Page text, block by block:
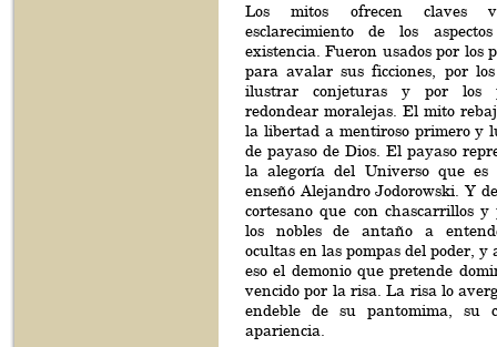
Los mitos ofrecen claves
esclarecimiento de los
existencia. Fueron usados por los
para avalar sus ficciones, por
ilustrar conjeturas y por los
redondear moralejas. El mito
la libertad a mentiroso primero y
de payaso de Dios. El payaso
la alegoría del Universo que es
enseñó Alejandro Jodorowski. Y
cortesano que con chascarrillos
los nobles de antaño a
ocultas en las pompas del poder,
eso el demonio que pretende
vencido por la risa. La risa lo
endeble de su pantomima, su
apariencia.